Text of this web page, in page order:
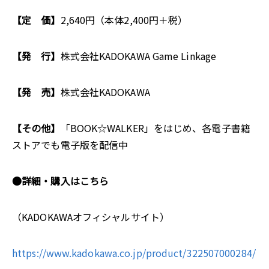
【定 価】 2,640円（本体2,400円＋税）
【発 行】 株式会社KADOKAWA Game Linkage
【発 売】 株式会社KADOKAWA
【その他】
「BOOK☆WALKER」をはじめ、各電子書籍
ストアでも電子版を配信中
●詳細・購入はこちら
（KADOKAWAオフィシャルサイト）
https://www.kadokawa.co.jp/product/322507000284/